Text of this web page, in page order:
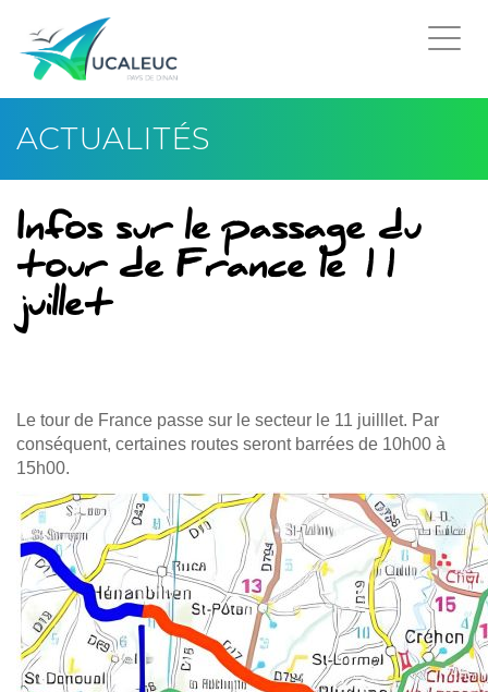
ACTUALITÉS
Infos sur le passage du
tour de France le 11
juillet
Le tour de France passe sur le secteur le 11 juilllet. Par
conséquent, certaines routes seront barrées de 10h00 à
15h00.